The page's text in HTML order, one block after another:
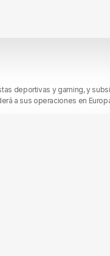
deportivas y gaming, y
a sus operaciones en